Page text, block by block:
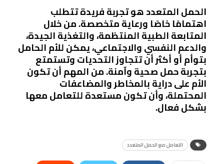
الحمل المتعدد هو تجربة فريدة تتطلب
اهتمامًا خاصًا ورعاية متخصصة. من خلال
المتابعة الطبية المنتظمة، والتغذية الجيدة،
والدعم النفسي والاجتماعي، يمكن للأم الحامل
بتوأم أو أكثر أن تتجاوز التحديات وتستمتع
بتجربة حمل صحية وآمنة. من المهم أن تكون
الأم على دراية بالمخاطر والمضاعفات
المحتملة، وأن تكون مستعدة للتعامل معها
بشكل فعال.
التعامل مع الحمل المتعدد